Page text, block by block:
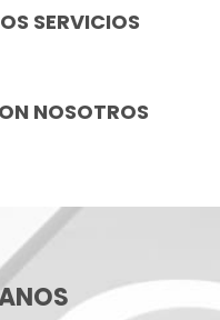
SERVICIOS
NOSOTROS